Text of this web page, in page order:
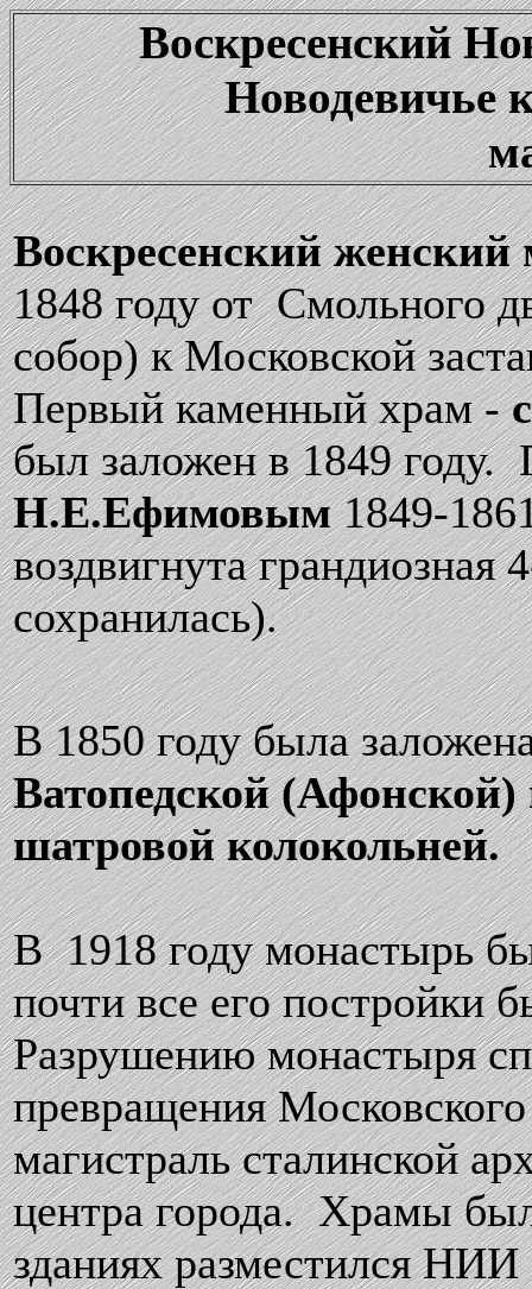
Воскресенский
Новодевичье
Воскресенский женский
1848 году от Смольного
собор) к Московской
Первый каменный храм -
был заложен в 1849 году.
Н.Е.Ефимовым1849-
воздвигнута грандиозная
сохранилась).
В 1850 году была
Ватопедской
шатровой колокольней.
В 1918 году монастырь
почти все его постройки
Разрушению монастыря
превращения
магистраль сталинской
центра города. Храмы
зданиях разместился